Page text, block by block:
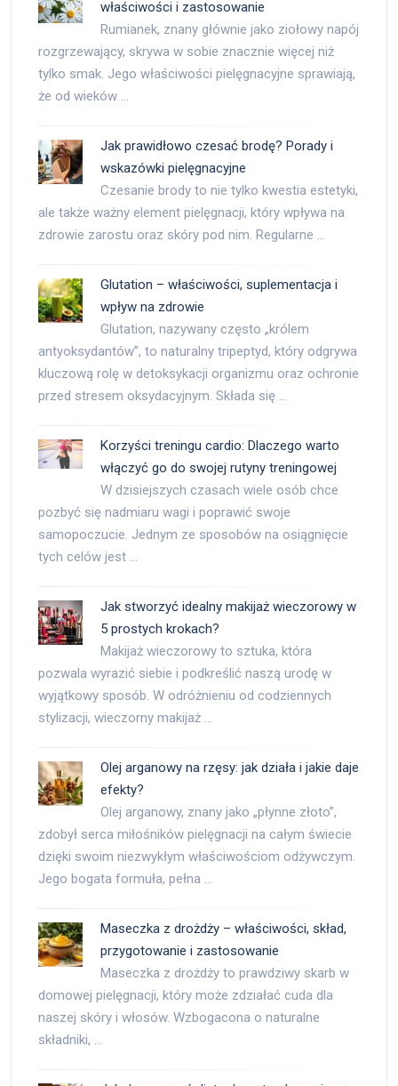
właściwości i zastosowanie
Rumianek, znany głównie jako ziołowy napój
rozgrzewający, skrywa w sobie znacznie więcej niż
tylko smak. Jego właściwości pielęgnacyjne sprawiają,
że od wieków …
Jak prawidłowo czesać brodę? Porady i
wskazówki pielęgnacyjne
Czesanie brody to nie tylko kwestia estetyki,
ale także ważny element pielęgnacji, który wpływa na
zdrowie zarostu oraz skóry pod nim. Regularne …
Glutation – właściwości, suplementacja i
wpływ na zdrowie
Glutation, nazywany często „królem
antyoksydantów”, to naturalny tripeptyd, który odgrywa
kluczową rolę w detoksykacji organizmu oraz ochronie
przed stresem oksydacyjnym. Składa się …
Korzyści treningu cardio: Dlaczego warto
włączyć go do swojej rutyny treningowej
W dzisiejszych czasach wiele osób chce
pozbyć się nadmiaru wagi i poprawić swoje
samopoczucie. Jednym ze sposobów na osiągnięcie
tych celów jest …
Jak stworzyć idealny makijaż wieczorowy w
5 prostych krokach?
Makijaż wieczorowy to sztuka, która
pozwala wyrazić siebie i podkreślić naszą urodę w
wyjątkowy sposób. W odróżnieniu od codziennych
stylizacji, wieczorny makijaż …
Olej arganowy na rzęsy: jak działa i jakie daje
efekty?
Olej arganowy, znany jako „płynne złoto”,
zdobył serca miłośników pielęgnacji na całym świecie
dzięki swoim niezwykłym właściwościom odżywczym.
Jego bogata formuła, pełna …
Maseczka z drożdży – właściwości, skład,
przygotowanie i zastosowanie
Maseczka z drożdży to prawdziwy skarb w
domowej pielęgnacji, który może zdziałać cuda dla
naszej skóry i włosów. Wzbogacona o naturalne
składniki, …